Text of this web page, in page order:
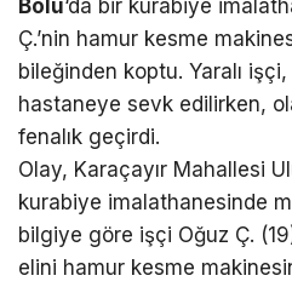
Bolu‘da bir kurabiye
Ç.’nin hamur kesme
bileğinden koptu. Yaralı
hastaneye sevk edilirken,
fenalık geçirdi.
Olay, Karaçayır Mahallesi
kurabiye imalathanesinde
bilgiye göre işçi Oğuz Ç. (19)
elini hamur kesme